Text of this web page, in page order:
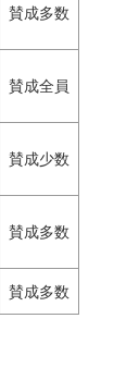
賛成多数
賛成全員
賛成少数
賛成多数
賛成多数